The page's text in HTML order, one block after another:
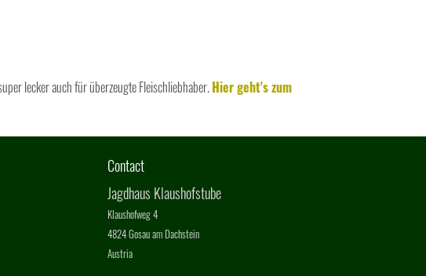
lecker auch für überzeugte Fleischliebhaber.Hier geht's zum
Contact
Jagdhaus Klaushofstube
Klaushofweg 4
4824 Gosau am Dachstein
Austria